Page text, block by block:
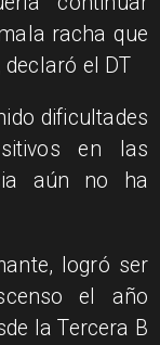
racha que
declaró el DT
dificultades
en las
aún no ha
logró ser
el año
la Tercera B